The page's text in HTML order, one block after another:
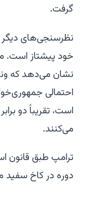
گرفت.
نظرسنجی‌های دیگر
احتمالی
است، تقریباً دو
می‌کنند.
ترامپ طبق قانون
دوره در کاخ